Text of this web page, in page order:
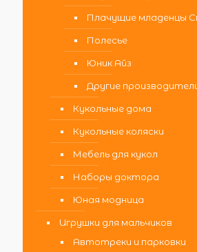
Плачущие младенцы
Полесье
Юник Айз
Другие
Кукольные дома
Кукольные коляски
Мебель для кукол
Наборы доктора
Юная модница
Игрушки для мальчиков
Автотреки и парковки